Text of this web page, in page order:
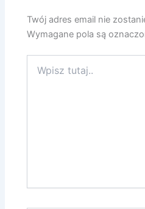
Twój adres email nie
Wymagane pola są
tutaj..